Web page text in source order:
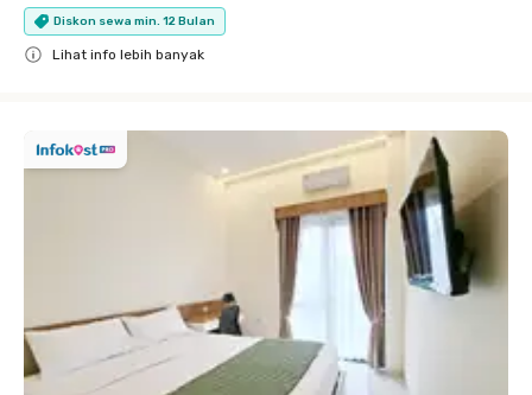
Diskon sewa min. 12 Bulan
Lihat info lebih banyak